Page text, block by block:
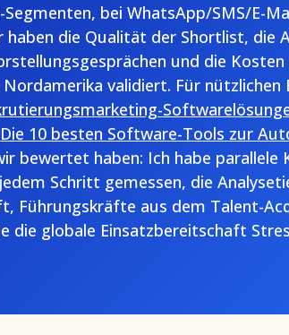
bei WhatsApp/SMS/E-
haben die Qualität der Shortlist, die
und die
Nordamerika validiert. Für
Die 10 besten Software-Tools zur
bewertet haben: Ich habe parallele
Schritt gemessen, die
Führungskräfte aus dem Talent-
die globale Einsatzbereitschaft